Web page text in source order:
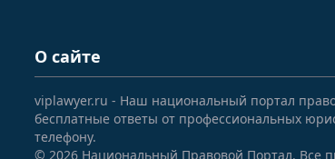
О сайте
viplawyer.ru - Наш национальный портал
бесплатные ответы от профессиональных
телефону.
© 2026 Национальный Правовой Портал. Все